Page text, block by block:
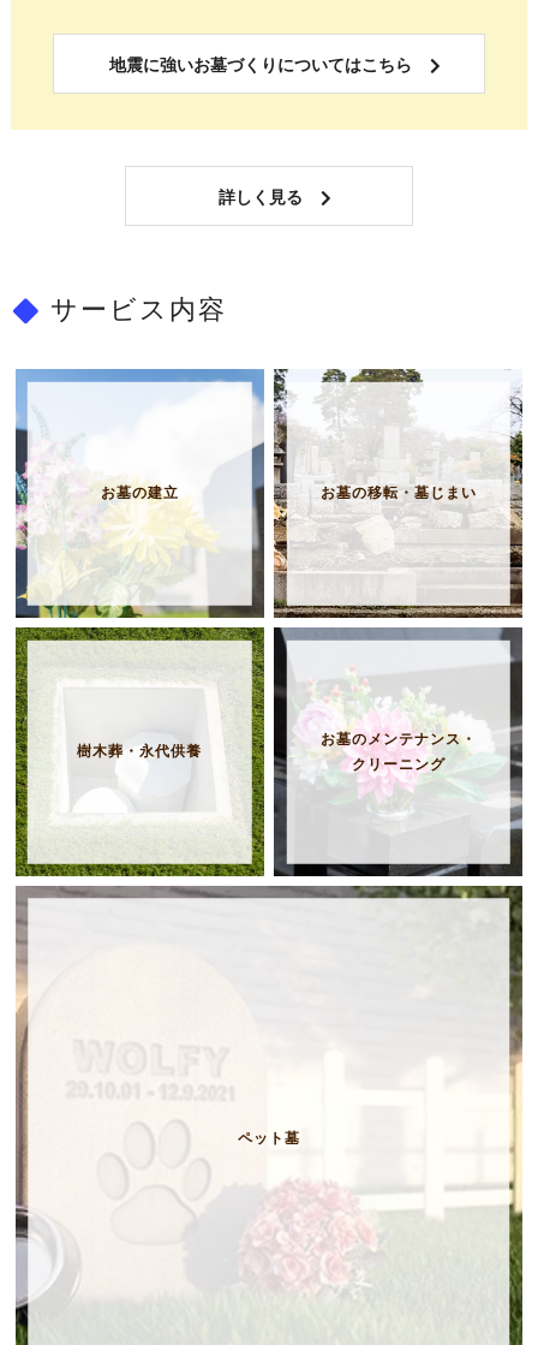
地震に強いお墓づくりについてはこちら
詳しく見る
サービス内容
お墓の建立 お墓の移転・墓じまい
樹木葬・永代供養
お墓のメンテナンス・
クリーニング
ペット墓